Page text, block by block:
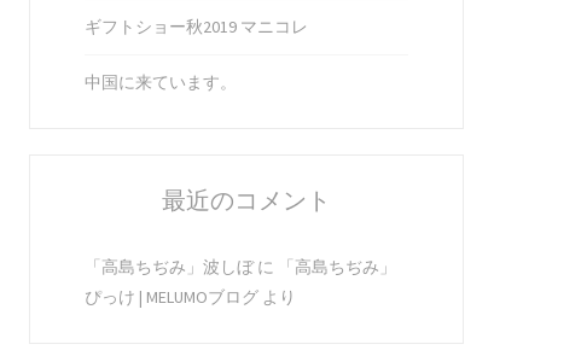
ギフトショー秋2019 マニコレ
中国に来ています。
最近のコメント
「高島ちぢみ」波しぼに
「高島ちぢみ」
ぴっけ | MELUMOブログ より